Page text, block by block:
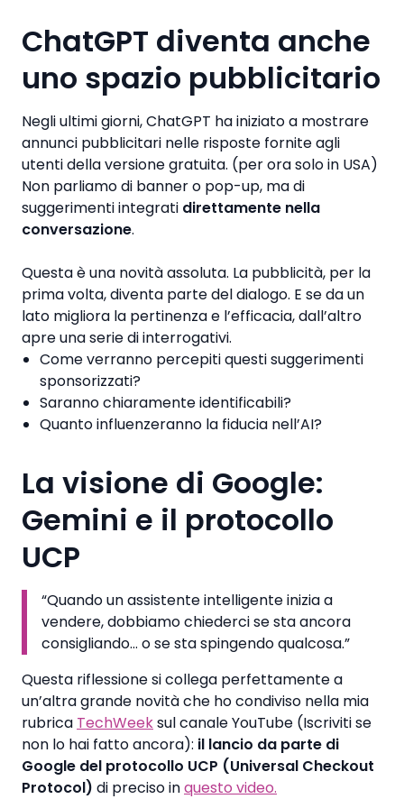
ChatGPT diventa anche
uno spazio pubblicitario
Negli ultimi giorni, ChatGPT ha iniziato a mostrare
annunci pubblicitari nelle risposte fornite agli
utenti della versione gratuita. (per ora solo in USA)
Non parliamo di banner o pop-up, ma di
suggerimenti integrati direttamente nella
conversazione.
Questa è una novità assoluta. La pubblicità, per la
prima volta, diventa parte del dialogo. E se da un
lato migliora la pertinenza e l’efficacia, dall’altro
apre una serie di interrogativi.
Come verranno percepiti questi suggerimenti
sponsorizzati?
Saranno chiaramente identificabili?
Quanto influenzeranno la fiducia nell’AI?
La visione di Google:
Gemini e il protocollo
UCP
“Quando un assistente intelligente inizia a
vendere, dobbiamo chiederci se sta ancora
consigliando… o se sta spingendo qualcosa.”
Questa riflessione si collega perfettamente a
un’altra grande novità che ho condiviso nella mia
rubrica TechWeeksul canale YouTube (Iscriviti se
non lo hai fatto ancora): il lancio da parte di
Google del protocollo UCP (Universal Checkout
Protocol) di preciso inquesto video.